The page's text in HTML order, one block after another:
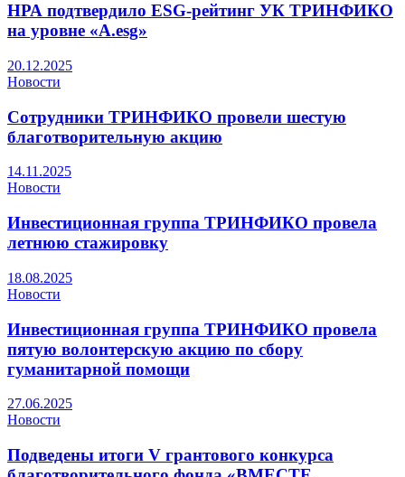
НРА подтвердило ESG-рейтинг УК ТРИНФИКО
на уровне «A.esg»
20.12.2025
Новости
Сотрудники ТРИНФИКО провели шестую
благотворительную акцию
14.11.2025
Новости
Инвестиционная группа ТРИНФИКО провела
летнюю стажировку
18.08.2025
Новости
Инвестиционная группа ТРИНФИКО провела
пятую волонтерскую акцию по сбору
гуманитарной помощи
27.06.2025
Новости
Подведены итоги V грантового конкурса